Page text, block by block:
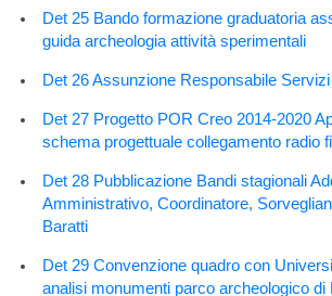
Det 25 Bando formazione graduatoria
guida archeologia attività sperimentali
Det 26 Assunzione Responsabile
Det 27 Progetto POR Creo 2014-2020
schema progettuale collegamento radio
Det 28 Pubblicazione Bandi stagionali
Amministrativo, Coordinatore,
Baratti
Det 29 Convenzione quadro con
analisi monumenti parco archeologico di